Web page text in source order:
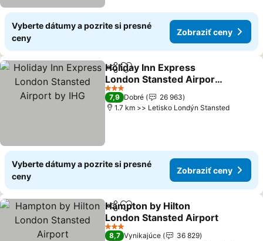
Vyberte dátumy a pozrite si presné
ceny
Zobraziť ceny
ZdieľaťPridať do obľúbených
Holiday Inn Express
London Stansted Airport
by IHG
Zobraziť ceny
3 Počet hviezdičiek
7,9 Dobré
26 963
1.7 km >> Letisko Londýn Stansted
Vyberte dátumy a pozrite si presné
ceny
Zobraziť ceny
ZdieľaťPridať do obľúbených
Hampton by Hilton
London Stansted Airport
Zobraziť ceny
3 Počet hviezdičiek
8,7 Vynikajúce
36 829